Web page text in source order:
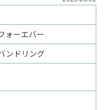
ォーエバー
ンドリング